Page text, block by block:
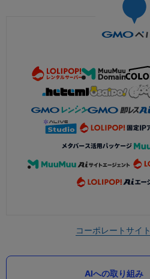
コーポレートサイト
AIへの取り組み